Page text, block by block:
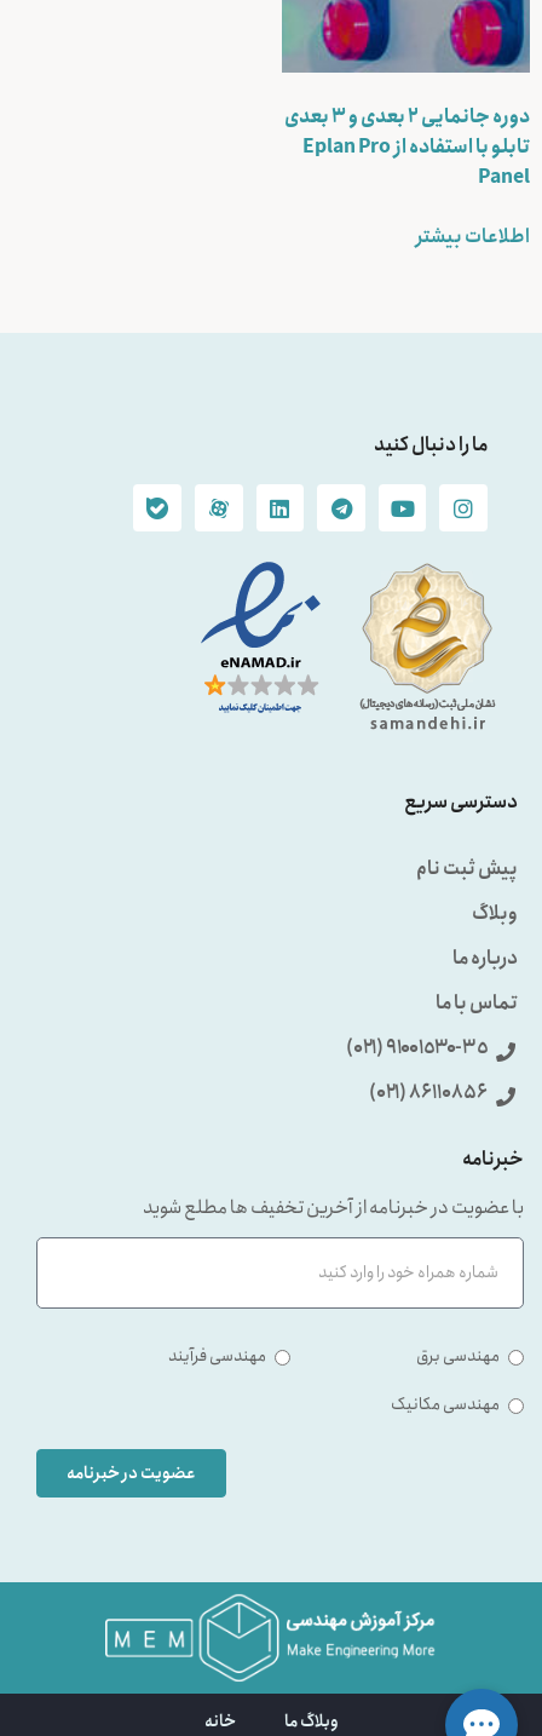
دوره جانمایی ۲ بعدی و ۳ بعدی
تابلو با استفاده از Eplan Pro
Panel
اطلاعات بیشتر
ما را دنبال کنید
دسترسی سریع
پیش ثبت نام
وبلاگ
درباره ما
تماس با ما
٩۱۰۰۱٥۳۰-۳٥ (۰۲۱)
86110856 (۰۲۱)
خبرنامه
با عضویت در خبرنامه از آخرین تخفیف ها مطلع شوید
مهندسی برق
مهندسی فرآیند
مهندسی مکانیک
عضویت در خبرنامه
وبلاگ ما خانه